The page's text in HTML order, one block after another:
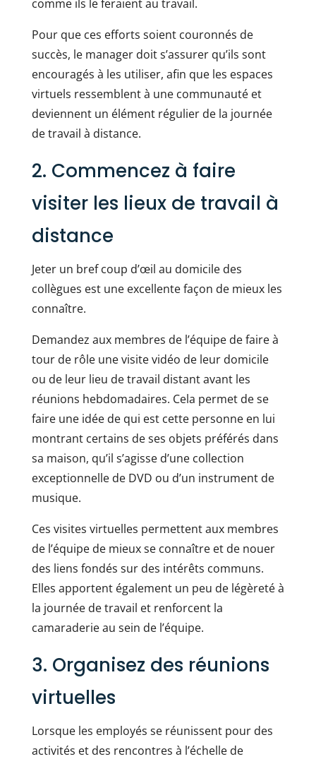
comme ils le feraient au travail.
Pour que ces efforts soient couronnés de
succès, le manager doit s’assurer qu’ils sont
encouragés à les utiliser, afin que les espaces
virtuels ressemblent à une communauté et
deviennent un élément régulier de la journée
de travail à distance.
2. Commencez à faire
visiter les lieux de travail à
distance
Jeter un bref coup d’œil au domicile des
collègues est une excellente façon de mieux les
connaître.
Demandez aux membres de l’équipe de faire à
tour de rôle une visite vidéo de leur domicile
ou de leur lieu de travail distant avant les
réunions hebdomadaires. Cela permet de se
faire une idée de qui est cette personne en lui
montrant certains de ses objets préférés dans
sa maison, qu’il s’agisse d’une collection
exceptionnelle de DVD ou d’un instrument de
musique.
Ces visites virtuelles permettent aux membres
de l’équipe de mieux se connaître et de nouer
des liens fondés sur des intérêts communs.
Elles apportent également un peu de légèreté à
la journée de travail et renforcent la
camaraderie au sein de l’équipe.
3. Organisez des réunions
virtuelles
Lorsque les employés se réunissent pour des
activités et des rencontres à l’échelle de